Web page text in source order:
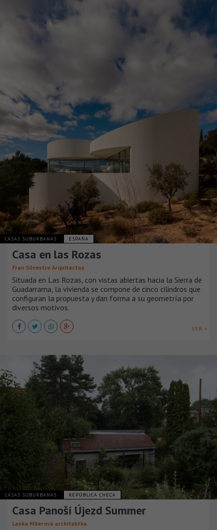
CASAS SUBURBANAS ESPAÑA
Casa en las Rozas
Fran Silvestre Arquitectos
Situada en Las Rozas, con vistas abiertas hacia la Sierra de
Guadarrama, la vivienda se compone de cinco cilindros que
configuran la propuesta y dan forma a su geometría por
diversos motivos.
VER +
CASAS SUBURBANAS REPÚBLICA CHECA
Casa Panoší Újezd Summer
Lenka Milerová architektka